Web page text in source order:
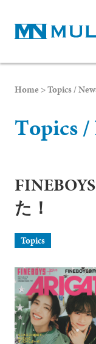
Home>Topics /
Topics/
た！
Topics